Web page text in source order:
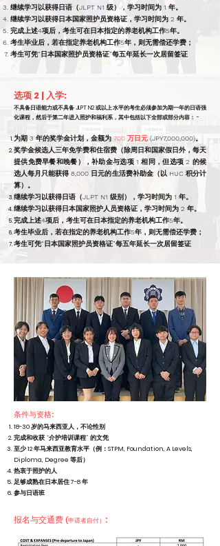
继续学习以获得日语（JLPT N1 级），学习时间为 1 年。
继续学习以获得日本国家照护员资格证，学习时间为 2 年。
完成上述4项后，考生可在日本指定的养老机构工作5年。
考生毕业后，若在指定养老机构工作5年，则无需偿还学费；
考生可凭“日本国家照护员资格证”每五年延长一次居留签证
选项 2 | 入学:
不具备日语能力或不具备 JLPT N2 或以上水平的考生必须参加为期一年的日语强
化课程，然后于第二年进入照护和福利系，其中包括以下全部或部分内容： -
为期 3 年的奖学金计划，金额为700 万日元 (JPY7,000,000)。
奖学金候选人三年免学费和住宿费（除周日和国家假日外，每天
提供免费早餐和晚餐），补助金与选项 1 相同，但选项 2 的候
选人每月只能获得 8,000 日元的生活费补助金（以 HUC 积分计
算）。
继续学习以获得日语（JLPT N1 级别），学习时间为 1 年。
继续学习以获得日本国家照护人员资格证，学习时间为 2 年。
完成上述4项后，考生可在日本指定的养老机构工作5年。
考生毕业后，若在指定的养老机构工作5年，则无需偿还学费；
考生可凭“日本国家照护员资格证”每五年延长一次居留签证
条件与资格:
18-30 岁的马来西亚人，不论性别
​完成和收获 “介护培训课程” 的文凭
至少 12 年马来西亚教育水平（例：STPM, Foundation, A Levels,
Diploma, Degree 等后）
热衷于照护的人
足够成熟在日本居住 7-8 年
参与日语班
报名与交通费 (申请者自付） :